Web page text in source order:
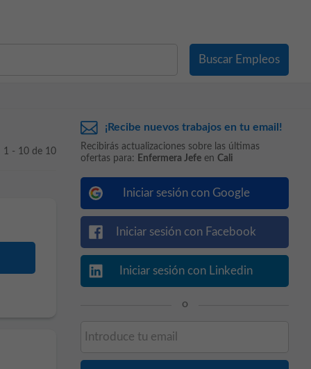
1 - 10 de 10
¡Recibe nuevos trabajos en tu email!
Recibirás actualizaciones sobre las últimas
ofertas para: Enfermera Jefe en Cali
Iniciar sesión con Google
Iniciar sesión con Facebook
Iniciar sesión con Linkedin
o